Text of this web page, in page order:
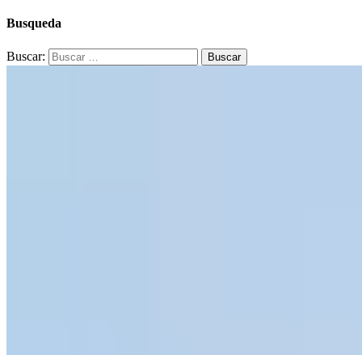
Busqueda
Buscar: